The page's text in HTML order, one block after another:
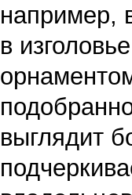
например,
в
выглядит